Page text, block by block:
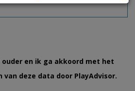
ouder en ik ga akkoord met het
van deze data door PlayAdvisor.